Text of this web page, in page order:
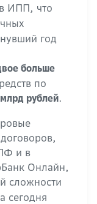
ИПП, что
год
больше
по
рублей.
и в
Онлайн,
сложности
сегодня